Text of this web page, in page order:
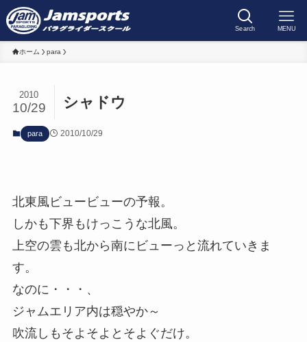
Search MENU
ホーム para
シャドウ
2010
10/29
para 2010/10/29
北東風ビュービューの予報。
しかも下界もけっこうな北風。
上空の雲も北から南にビューっと流れていきま
す。
なのに・・・、
ジャムエリア内は穏やか～
吹流しもそよそよとそよぐだけ。